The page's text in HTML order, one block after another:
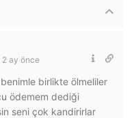
2 ay önce
birlikte ölmeliler
ödemem dediği
seni çok kandirirlar